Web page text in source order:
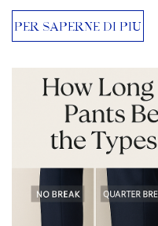
un'esclusività senza
addetti ai lavori,
dell'abbigliamento
2025-26. Cos'è il
lusso discreto (alias
dall'estetica da
PER SAPERNE DI PIÙ